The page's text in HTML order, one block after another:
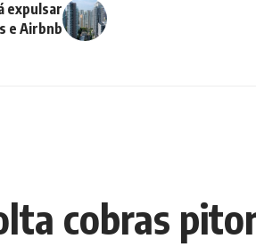
expulsar
e Airbnb
cobras